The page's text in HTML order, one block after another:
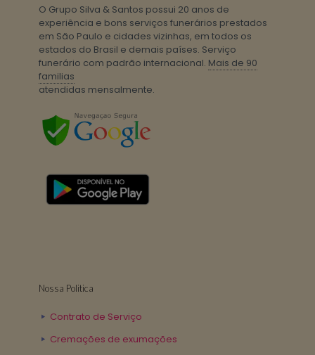
O Grupo Silva & Santos possui 20 anos de
experiência e bons serviços funerários prestados
em São Paulo e cidades vizinhas, em todos os
estados do Brasil e demais países. Serviço
funerário com padrão internacional. Mais de 90
familias
atendidas mensalmente.
Nossa Politica
Contrato de Serviço
Cremações de exumações